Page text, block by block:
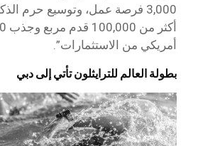
3,000 فرصة عمل، وتوسيع حرم
أمريكي من الاستثمارات”.
بطولة العالم للترايثلون تأتي إلى دبي